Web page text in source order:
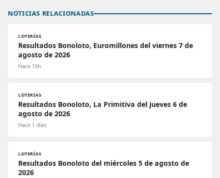
NOTICIAS RELACIONADAS
LOTERÍAS
Resultados Bonoloto, Euromillones del viernes 7 de
agosto de 2026
Hace 10h
LOTERÍAS
Resultados Bonoloto, La Primitiva del jueves 6 de
agosto de 2026
Hace 1 días
LOTERÍAS
Resultados Bonoloto del miércoles 5 de agosto de
2026